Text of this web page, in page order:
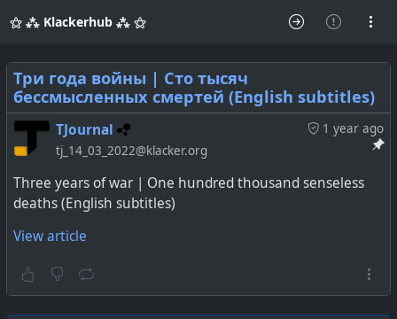
⚝ ⁂ Klackerhub ⁂ ⚝
Три года войны | Сто тысяч
бессмысленных смертей (English subtitles)
1 year ago
TJournal
tj_14_03_2022@klacker.org
Three years of war | One hundred thousand senseless
deaths (English subtitles)
View article